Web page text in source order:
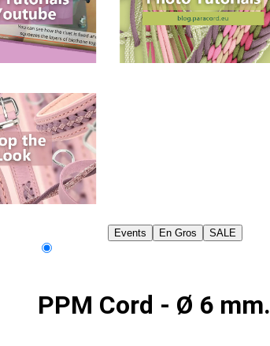
Events En Gros SALE
PPM Cord - Ø 6 mm.